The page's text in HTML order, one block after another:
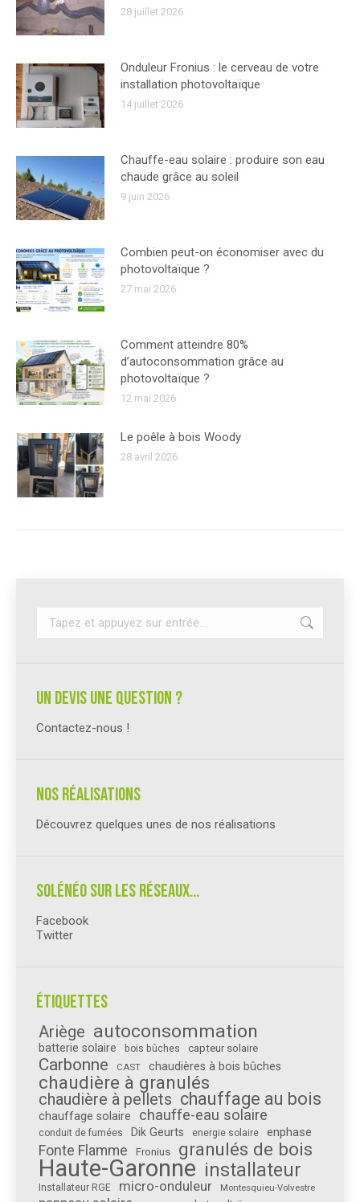
28 juillet 2026
Onduleur Fronius : le cerveau de votre
installation photovoltaïque
14 juillet 2026
Chauffe-eau solaire : produire son eau
chaude grâce au soleil
9 juin 2026
Combien peut-on économiser avec du
photovoltaïque ?
27 mai 2026
Comment atteindre 80%
d’autoconsommation grâce au
photovoltaïque ?
12 mai 2026
Le poêle à bois Woody
28 avril 2026
un devis une question ?
Contactez-nous !
Nos réalisations
Découvrez quelques unes de nos réalisations
Solénéo sur les réseaux…
Facebook
Twitter
Étiquettes
Ariège autoconsommation
batterie solaire bois bûches capteur solaire
Carbonne CAST chaudières à bois bûches
chaudière à granulés
chaudière à pellets chauffage au bois
chauffage solaire chauffe-eau solaire
conduit de fumées Dik Geurts energie solaire enphase
Fonte Flamme Fronius granulés de bois
Haute-Garonne installateur
Installateur RGE micro-onduleur Montesquieu-Volvestre